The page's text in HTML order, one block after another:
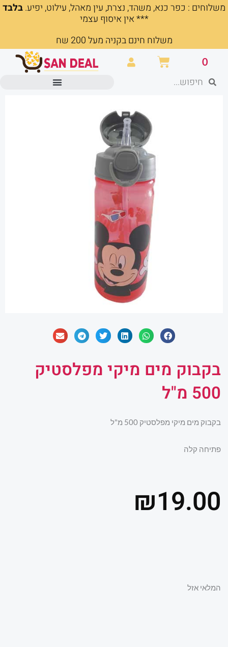
דילוג
משלוחים : כפר כנא, משהד, נצרת, עין מאהל, עילוט, יפיע.בלבד
*** אין איסוף עצמי
משלוח חינם בקניה מעל 200 שח
0 עגלת
קניות חיפושחיפוש
בקבוק מים מיקי מפלסטיק
500 מ"ל
בקבוק מים מיקי מפלסטיק 500 מ"ל
פתיחה קלה
₪19.00
המלאי אזל